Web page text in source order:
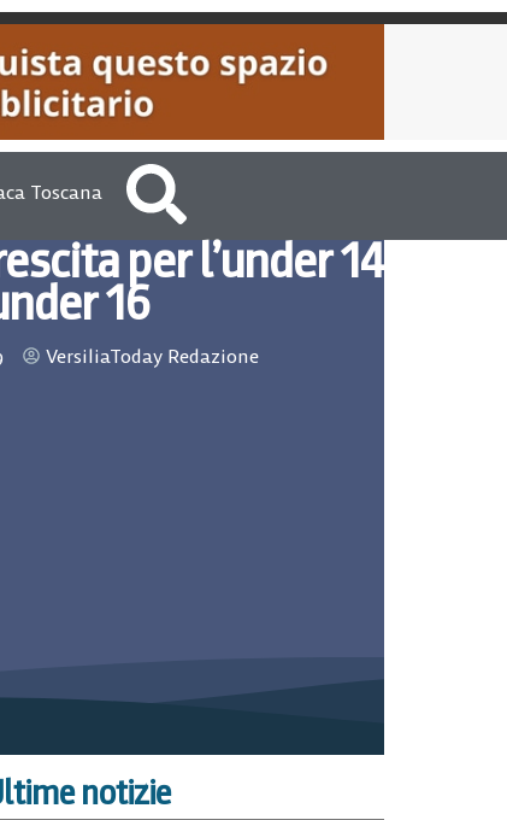
Toscana
per l’under 14
16
VersiliaToday Redazione
notizie